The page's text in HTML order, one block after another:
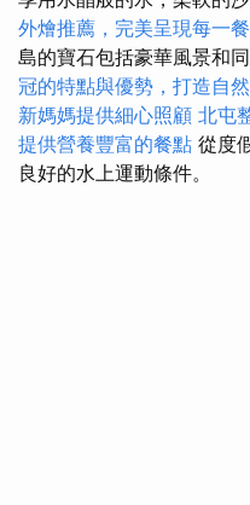
外燴推薦，完美呈現每一餐
島的寶石包括豪華風景和
冠的特點與優勢，打造自
新媽媽提供細心照顧 北屯
提供營養豐富的餐點 從度
良好的水上運動條件。